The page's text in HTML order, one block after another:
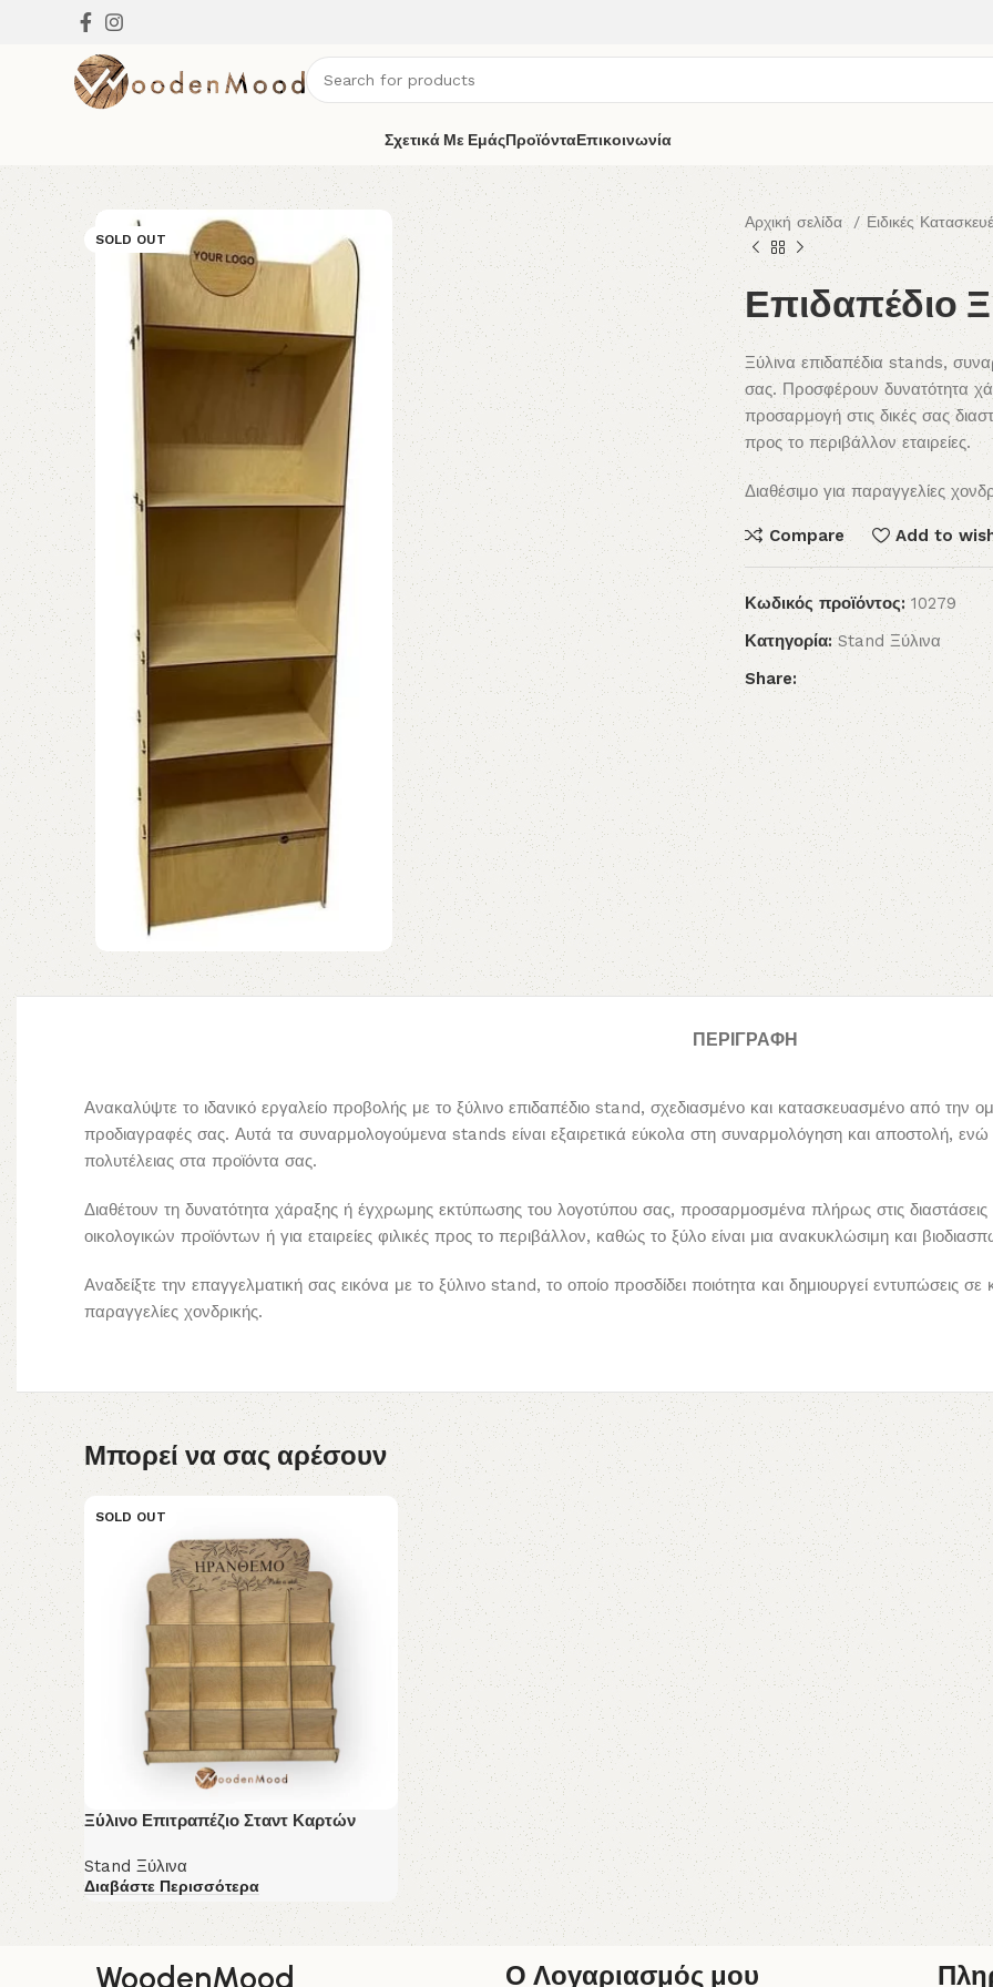
Σχετικά Με ΕμάςΠροϊόνταΕπικοινωνία
SOLD OUT
Αρχική σελίδα Ειδικές
Επιδαπέδιο
Ξύλινα επιδαπέδια stands,
σας. Προσφέρουν δυνατότητα
προσαρμογή στις δικές σας
προς το περιβάλλον εταιρείες.
Διαθέσιμο για παραγγελίες
Compare Add to
Κωδικός προϊόντος:10279
Κατηγορία: Stand Ξύλινα
Share:
ΠΕΡΙΓΡΑΦΉ
Ανακαλύψτε το ιδανικό εργαλείο προβολής με το ξύλινο επιδαπέδιο stand, σχεδιασμένο και κατασκευασμένο από την
προδιαγραφές σας. Αυτά τα συναρμολογούμενα stands είναι εξαιρετικά εύκολα στη συναρμολόγηση και αποστολή,
πολυτέλειας στα προϊόντα σας.
Διαθέτουν τη δυνατότητα χάραξης ή έγχρωμης εκτύπωσης του λογοτύπου σας, προσαρμοσμένα πλήρως στις διαστάσεις
οικολογικών προϊόντων ή για εταιρείες φιλικές προς το περιβάλλον, καθώς το ξύλο είναι μια ανακυκλώσιμη και
Αναδείξτε την επαγγελματική σας εικόνα με το ξύλινο stand, το οποίο προσδίδει ποιότητα και δημιουργεί εντυπώσεις σε
παραγγελίες χονδρικής.
Μπορεί να σας αρέσουν
SOLD OUT
Ξύλινο Επιτραπέζιο Σταντ Καρτών
Stand Ξύλινα
Διαβάστε Περισσότερα
WoodenMood Ο Λογαριασμός μου